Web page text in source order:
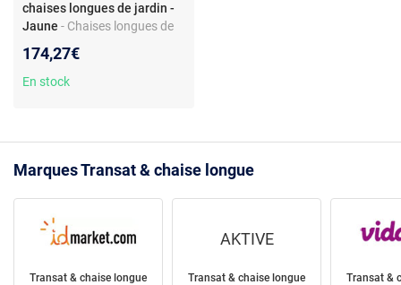
chaises longues de jardin -
Jaune - Chaises longues de
inclinable - pliables - tissu
jaune
174,27€
En stock
Marques Transat & chaise longue
Transat & chaise longue
AKTIVE
Transat & chaise longue
Transat &